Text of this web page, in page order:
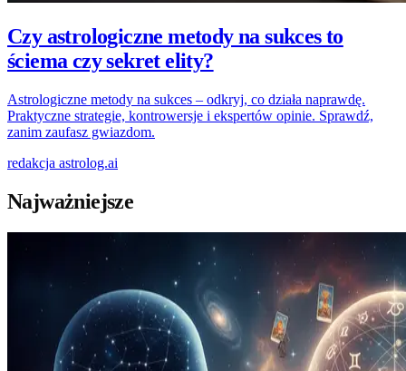
Czy astrologiczne metody na sukces to
ściema czy sekret elity?
Astrologiczne metody na sukces – odkryj, co działa naprawdę.
Praktyczne strategie, kontrowersje i ekspertów opinie. Sprawdź,
zanim zaufasz gwiazdom.
redakcja astrolog.ai
Najważniejsze